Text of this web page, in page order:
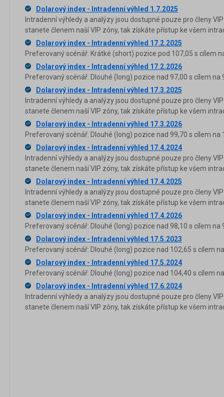
Dolarový index - Intradenní výhled 1.7.2025
Intradenní výhledy a analýzy jsou dostupné pouze pro členy
stanete členem naší VIP zóny, tak získáte přístup ke všem
Dolarový index - Intradenní výhled 17.2.2025
Preferovaný scénář: Krátké (short) pozice pod 107,05 s cílem
Dolarový index - Intradenní výhled 17.2.2026
Preferovaný scénář: Dlouhé (long) pozice nad 97,00 s cílem na
Dolarový index - Intradenní výhled 17.3.2025
Intradenní výhledy a analýzy jsou dostupné pouze pro členy
stanete členem naší VIP zóny, tak získáte přístup ke všem
Dolarový index - Intradenní výhled 17.3.2026
Preferovaný scénář: Dlouhé (long) pozice nad 99,70 s cílem na
Dolarový index - Intradenní výhled 17.4.2024
Intradenní výhledy a analýzy jsou dostupné pouze pro členy
stanete členem naší VIP zóny, tak získáte přístup ke všem
Dolarový index - Intradenní výhled 17.4.2025
Intradenní výhledy a analýzy jsou dostupné pouze pro členy
stanete členem naší VIP zóny, tak získáte přístup ke všem
Dolarový index - Intradenní výhled 17.4.2026
Preferovaný scénář: Dlouhé (long) pozice nad 98,10 s cílem na
Dolarový index - Intradenní výhled 17.5.2023
Preferovaný scénář: Dlouhé (long) pozice nad 102,65 s cílem
Dolarový index - Intradenní výhled 17.5.2024
Preferovaný scénář: Dlouhé (long) pozice nad 104,40 s cílem
Dolarový index - Intradenní výhled 17.6.2024
Intradenní výhledy a analýzy jsou dostupné pouze pro členy
stanete členem naší VIP zóny, tak získáte přístup ke všem